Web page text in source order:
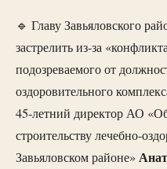
🔹 Главу Завьяловского
застрелить из-за
подозреваемого от
оздоровительного
45-летний директор АО
строительству лечебно-
Завьяловском районе»